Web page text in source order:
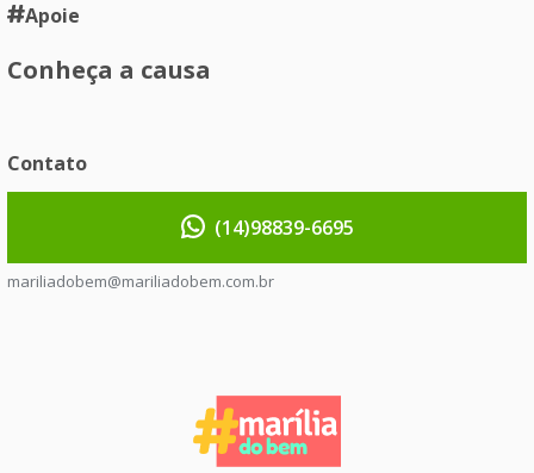
Apoie
Conheça a causa
Contato
(14)98839-6695
mariliadobem@mariliadobem.com.br